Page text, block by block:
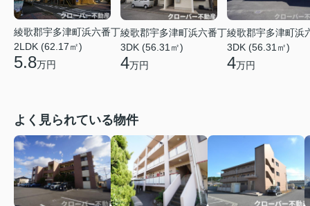
綾歌郡宇多津町浜六番丁
2LDK (62.17㎡)
5.8万円
綾歌郡宇多津町浜六番丁
3DK (56.31㎡)
4万円
綾歌郡宇多津町浜
3DK (56.31㎡)
4万円
よく見られている物件